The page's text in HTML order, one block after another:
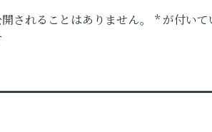
されることはありません。 *が付いて